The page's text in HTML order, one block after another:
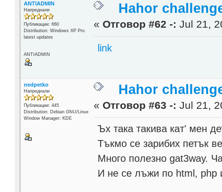
ANTIADMIN
Напреднали
Публикации: 660
Distribution: Windows XP Pro
latest updates
ANTIADMIN
Hahor
« Отговор #62 -: Jul 21,
link
nedpetko
Напреднали
Публикации: 445
Distribution: Debian GNU/Linux
Window Manager: KDE
Hahor
« Отговор #63 -: Jul 21,
Ъх така такива кат' мен
Тъкмо се зарибих петък
Много полезно gat3way.
И не се лъжи по html, php